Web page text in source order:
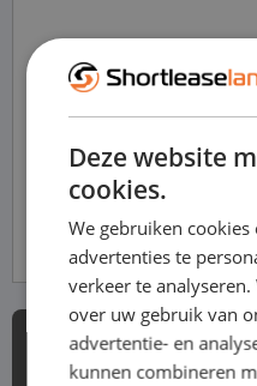
Deze website
cookies.
We gebruiken
advertenties te
verkeer te
over uw gebruik van
advertentie- en
kunnen combineren